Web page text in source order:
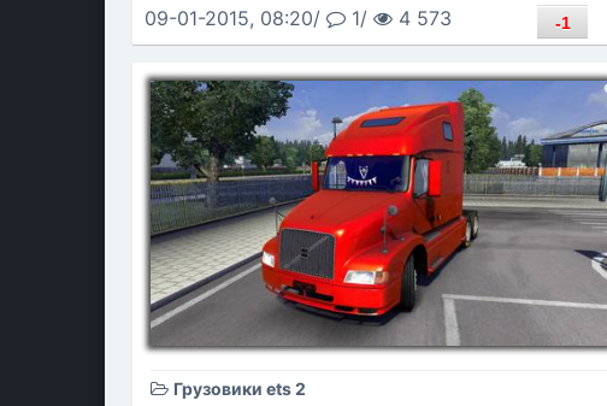
09-01-2015, 08:20/ 1/ 4 573 -1
Грузовики ets 2